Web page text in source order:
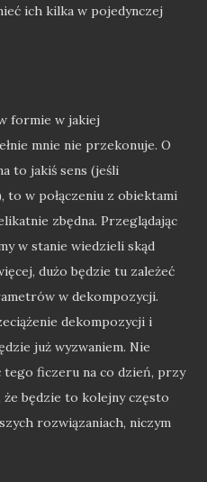
ich kilka w pojedynczej
formie w jakiej
mnie nie przekonuje. O
to jakiś sens (jeśli
to w połączeniu z obiektami
zbędna. Przeglądając
w stanie wiedzieli skąd
dużo będzie tu zależeć
w dekompozycji.
dekompozycji i
już wyzwaniem. Nie
tego ficzeru na co dzień, przy
będzie to kolejny często
rozwiązaniach, niczym